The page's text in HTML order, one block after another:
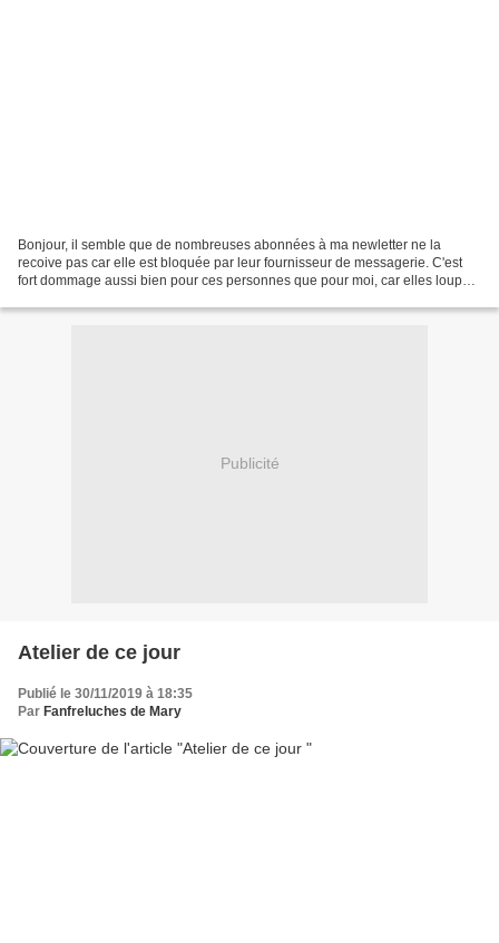
Bonjour, il semble que de nombreuses abonnées à ma newletter ne la
recoive pas car elle est bloquée par leur fournisseur de messagerie. C'est
fort dommage aussi bien pour ces personnes que pour moi, car elles loupent
Publicité
Atelier de ce jour
Publié le 30/11/2019 à 18:35
Par Fanfreluches de Mary